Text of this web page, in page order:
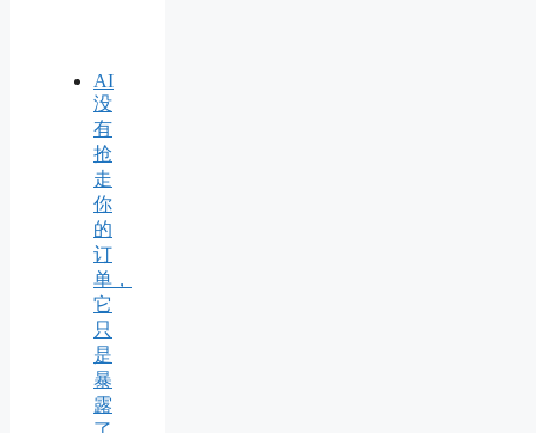
AI
没
有
抢
走
你
的
订
单，
它
只
是
暴
露